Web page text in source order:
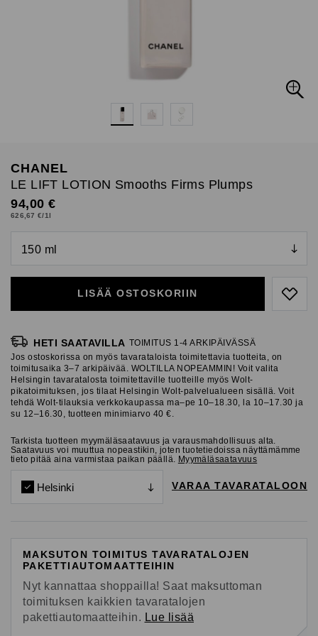
CHANEL
LE LIFT LOTION Smooths Firms Plumps
Original Price
94,00 €
626,67 €/1l
LISÄÄ OSTOSKORIIN
null
HETI SAATAVILLA TOIMITUS 1-4 ARKIPÄIVÄSSÄ
Jos ostoskorissa on myös tavarataloista toimitettavia tuotteita, on
toimitusaika 3–7 arkipäivää. WOLTILLA NOPEAMMIN! Voit valita
Helsingin tavaratalosta toimitettaville tuotteille myös Wolt-
pikatoimituksen, jos tilaat Helsingin Wolt-palvelualueen sisällä. Voit
tehdä Wolt-tilauksia verkkokaupassa ma–pe 10–18.30, la 10–17.30 ja
su 12–16.30, tuotteen minimiarvo 40 €.
Tarkista tuotteen myymäläsaatavuus ja varausmahdollisuus alta.
Saatavuus voi muuttua nopeastikin, joten tuotetiedoissa näyttämämme
tieto pitää aina varmistaa paikan päällä. Myymäläsaatavuus
Helsinki VARAA TAVARATALOON
MAKSUTON TOIMITUS TAVARATALOJEN
PAKETTIAUTOMAATTEIHIN
Nyt kannattaa shoppailla! Saat maksuttoman
toimituksen kaikkien tavaratalojen
pakettiautomaatteihin. Lue lisää